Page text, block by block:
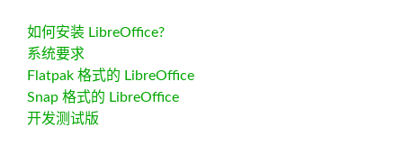
如何安装 LibreOffice?
系统要求
Flatpak 格式的 LibreOffice
Snap 格式的 LibreOffice
开发测试版